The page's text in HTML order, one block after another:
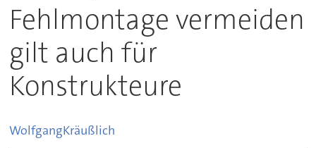
Fehlmontage vermeiden
gilt auch für
Konstrukteure
WolfgangKräußlich